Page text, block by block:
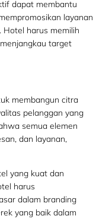
dapat membantu
layanan
harus memilih
target
membangun citra
pelanggan yang
semua elemen
dan layanan,
yang kuat dan
harus
dalam branding
yang baik dalam